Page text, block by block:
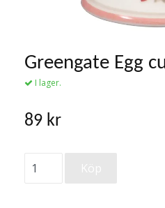
Greengate Egg
I lager.
89 kr